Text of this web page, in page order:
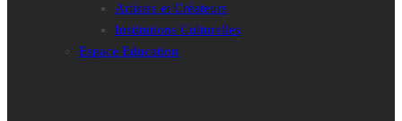
Artistes et Créateurs
Institutions Culturelles
Espace Education